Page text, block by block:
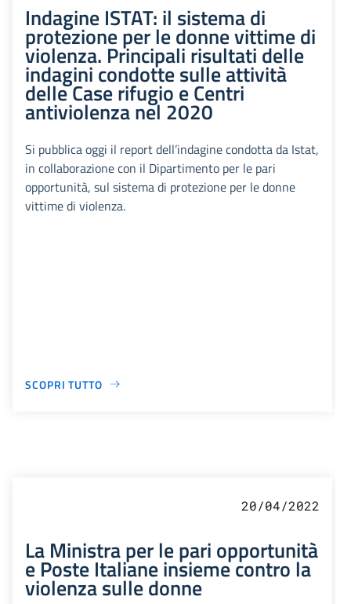
Indagine ISTAT: il sistema di
protezione per le donne vittime di
violenza. Principali risultati delle
indagini condotte sulle attività
delle Case rifugio e Centri
antiviolenza nel 2020
Si pubblica oggi il report dell’indagine condotta da Istat,
in collaborazione con il Dipartimento per le pari
opportunità, sul sistema di protezione per le donne
vittime di violenza.
SCOPRI TUTTO
20/04/2022
La Ministra per le pari opportunità
e Poste Italiane insieme contro la
violenza sulle donne